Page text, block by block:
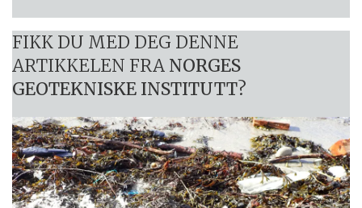
FIKK DU MED DEG DENNE
ARTIKKELEN FRA NORGES
GEOTEKNISKE INSTITUTT?